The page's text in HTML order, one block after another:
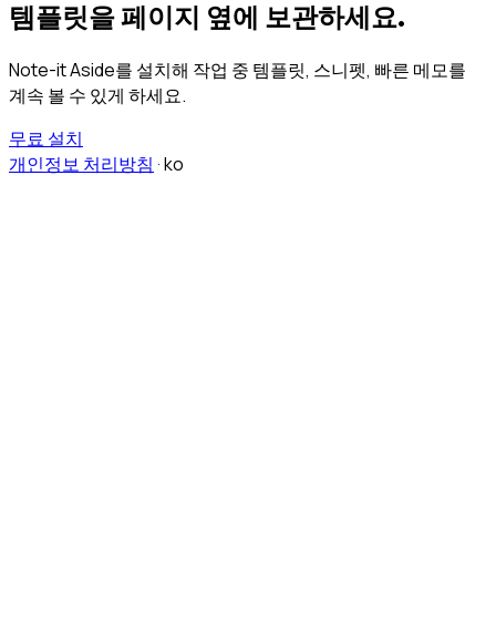
템플릿을 페이지 옆에 보관하세요.
Note-it Aside를 설치해 작업 중 템플릿, 스니펫, 빠른 메모를
계속 볼 수 있게 하세요.
무료 설치
개인정보 처리방침 ·ko